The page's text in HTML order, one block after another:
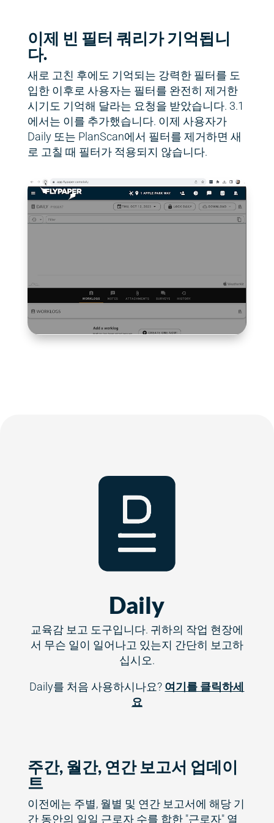
이제 빈 필터 쿼리가 기억됩니
다.
새로 고친 후에도 기억되는 강력한 필터를 도
입한 이후로 사용자는 필터를 완전히 제거한
시기도 기억해 달라는 요청을 받았습니다. 3.1
에서는 이를 추가했습니다. 이제 사용자가
Daily 또는 PlanScan에서 필터를 제거하면 새
로 고칠 때 필터가 적용되지 않습니다.
Daily
교육감 보고 도구입니다. 귀하의 작업 현장에
서 무슨 일이 일어나고 있는지 간단히 보고하
십시오.
Daily를 처음 사용하시나요? 여기를 클릭하세
요
주간, 월간, 연간 보고서 업데이
트
이전에는 주별, 월별 및 연간 보고서에 해당 기
간 동안의 일일 근로자 수를 합한 "근로자" 열